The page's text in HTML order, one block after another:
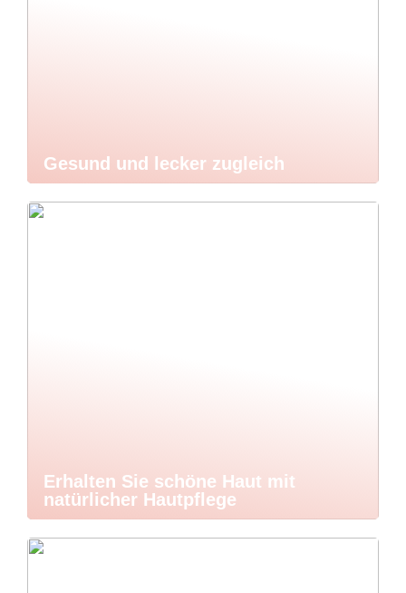
Gesund und lecker zugleich
Erhalten Sie schöne Haut mit
natürlicher Hautpflege